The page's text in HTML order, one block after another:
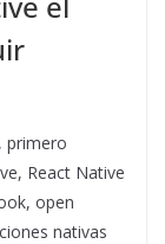
primero
React Native
open
nativas